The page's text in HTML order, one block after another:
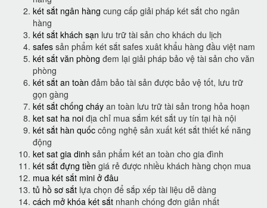
két sắt ngân hàng cung cấp giải pháp két sắt cho ngân
hàng
két sắt khách sạn lưu trữ tài sản cho khách du lịch
safes sản phẩm két sắt safes xuât khẩu hàng đầu việt nam
két sắt văn phòng đem lại giải pháp bảo vệ tài sản cho văn
phòng
két sắt an toàn đảm bảo tài sản được bảo vệ tốt, lưu trữ
gọn gàng
két sắt chống cháy an toàn lưu trữ tài sản trong hỏa hoạn
ket sat ha noi địa chỉ mua sắm két sắt uy tín tại hà nội
két sắt hàn quốc công nghệ sản xuất két sắt thiết kế năng
động
ket sat gia dinh sản phẩm két an toàn cho gia đình
két sắt đựng tiền giá rẻ được nhiều khách hàng chọn mua
mua két sắt mini ở đâu
tủ hồ sơ sắt lựa chọn để sắp xếp tài liệu dễ dàng
cách mở khóa két sắt nhanh chóng đơn giản nhất